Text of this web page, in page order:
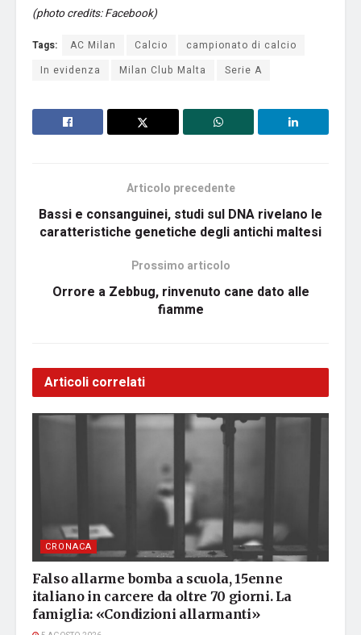
(photo credits: Facebook)
Tags: AC Milan Calcio
campionato di calcio
In evidenza
Milan Club Malta Serie A
Articolo precedente
Bassi e consanguinei, studi sul DNA rivelano le
caratteristiche genetiche degli antichi maltesi
Prossimo articolo
Orrore a Zebbug, rinvenuto cane dato alle
fiamme
Articoli correlati
CRONACA
Falso allarme bomba a scuola, 15enne
italiano in carcere da oltre 70 giorni. La
famiglia: «Condizioni allarmanti»